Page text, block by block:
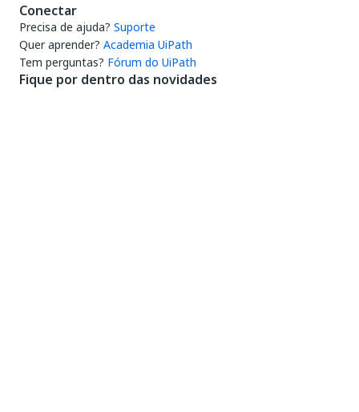
Conectar
Precisa de ajuda? Suporte
Quer aprender? Academia UiPath
Tem perguntas? Fórum do UiPath
Fique por dentro das novidades